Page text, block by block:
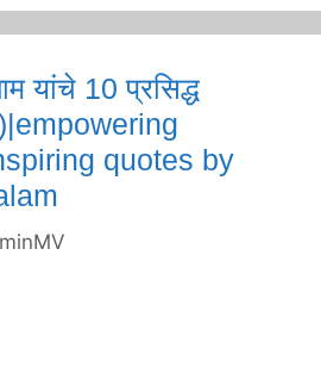
यांचे 10 प्रसिद्ध
quotes by